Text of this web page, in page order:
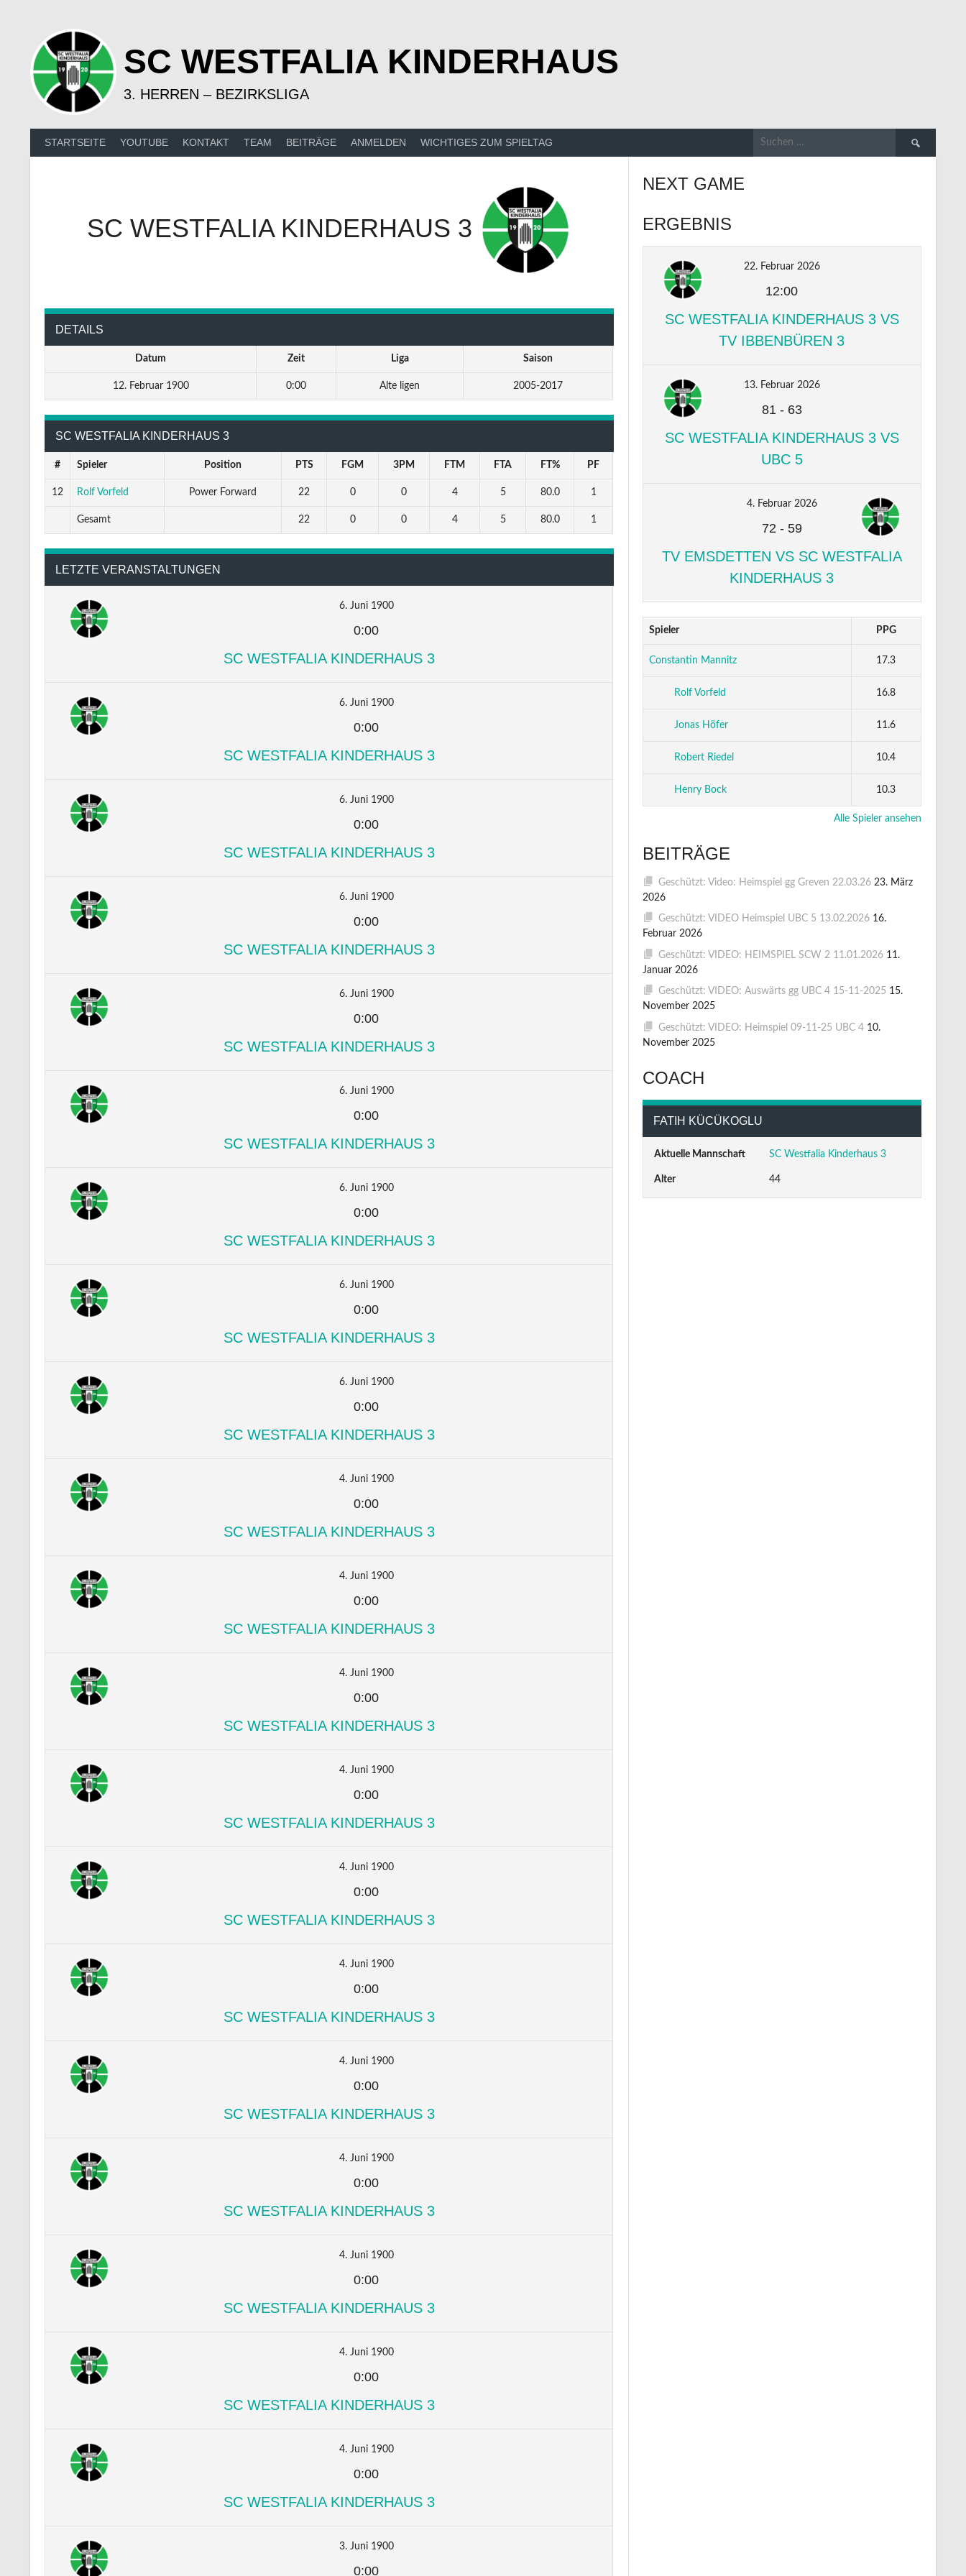
SC WESTFALIA KINDERHAUS
3. HERREN – BEZIRKSLIGA
STARTSEITE YOUTUBE KONTAKT TEAM BEITRÄGE ANMELDEN WICHTIGES ZUM SPIELTAG
Suchen
SC WESTFALIA KINDERHAUS 3
DETAILS
Datum Zeit Liga Saison
12. Februar 1900 0:00 Alte ligen 2005-2017
SC WESTFALIA KINDERHAUS 3
# Spieler Position PTS FGM 3PM FTM FTA FT% PF
12 Rolf Vorfeld Power Forward 22 0 0 4 5 80.0 1
Gesamt 22 0 0 4 5 80.0 1
LETZTE VERANSTALTUNGEN
6. Juni 1900
0:00
SC WESTFALIA KINDERHAUS 3
6. Juni 1900
0:00
SC WESTFALIA KINDERHAUS 3
6. Juni 1900
0:00
SC WESTFALIA KINDERHAUS 3
6. Juni 1900
0:00
SC WESTFALIA KINDERHAUS 3
6. Juni 1900
0:00
SC WESTFALIA KINDERHAUS 3
6. Juni 1900
0:00
SC WESTFALIA KINDERHAUS 3
6. Juni 1900
0:00
SC WESTFALIA KINDERHAUS 3
6. Juni 1900
0:00
SC WESTFALIA KINDERHAUS 3
6. Juni 1900
0:00
SC WESTFALIA KINDERHAUS 3
4. Juni 1900
0:00
SC WESTFALIA KINDERHAUS 3
4. Juni 1900
0:00
SC WESTFALIA KINDERHAUS 3
4. Juni 1900
0:00
SC WESTFALIA KINDERHAUS 3
4. Juni 1900
0:00
SC WESTFALIA KINDERHAUS 3
4. Juni 1900
0:00
SC WESTFALIA KINDERHAUS 3
4. Juni 1900
0:00
SC WESTFALIA KINDERHAUS 3
4. Juni 1900
0:00
SC WESTFALIA KINDERHAUS 3
4. Juni 1900
0:00
SC WESTFALIA KINDERHAUS 3
4. Juni 1900
0:00
SC WESTFALIA KINDERHAUS 3
4. Juni 1900
0:00
SC WESTFALIA KINDERHAUS 3
4. Juni 1900
0:00
SC WESTFALIA KINDERHAUS 3
3. Juni 1900
0:00
NEXT GAME
ERGEBNIS
22. Februar 2026
12:00
SC WESTFALIA KINDERHAUS 3 VS
TV IBBENBÜREN 3
13. Februar 2026
81- 63
SC WESTFALIA KINDERHAUS 3 VS
UBC 5
4. Februar 2026
72- 59
TV EMSDETTEN VS SC WESTFALIA
KINDERHAUS 3
Spieler PPG
Constantin Mannitz 17.3
Rolf Vorfeld 16.8
Jonas Höfer 11.6
Robert Riedel 10.4
Henry Bock 10.3
Alle Spieler ansehen
BEITRÄGE
Geschützt: Video: Heimspiel gg Greven 22.03.26 23. März
2026
Geschützt: VIDEO Heimspiel UBC 5 13.02.2026 16.
Februar 2026
Geschützt: VIDEO: HEIMSPIEL SCW 2 11.01.2026 11.
Januar 2026
Geschützt: VIDEO: Auswärts gg UBC 4 15-11-2025 15.
November 2025
Geschützt: VIDEO: Heimspiel 09-11-25 UBC 4 10.
November 2025
COACH
FATIH KÜCÜKOGLU
Aktuelle Mannschaft SC Westfalia Kinderhaus 3
Alter 44